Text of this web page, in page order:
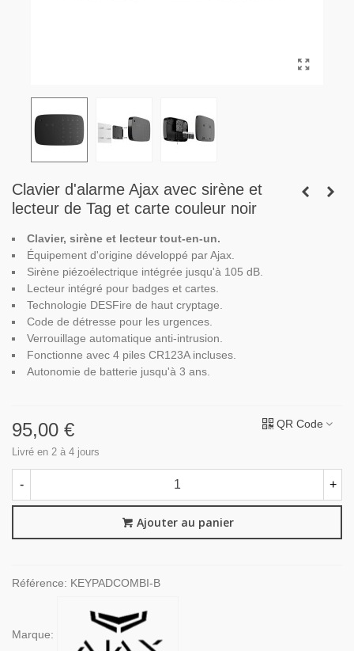
Clavier d'alarme Ajax avec sirène et
lecteur de Tag et carte couleur noir
Clavier, sirène et lecteur tout-en-un.
Équipement d'origine développé par Ajax.
Sirène piézoélectrique intégrée jusqu'à 105 dB.
Lecteur intégré pour badges et cartes.
Technologie DESFire de haut cryptage.
Code de détresse pour les urgences.
Verrouillage automatique anti-intrusion.
Fonctionne avec 4 piles CR123A incluses.
Autonomie de batterie jusqu'à 3 ans.
95,00 €
Livré en 2 à 4 jours
QR Code
- +
Ajouter au panier
Référence: KEYPADCOMBI-B
Marque: